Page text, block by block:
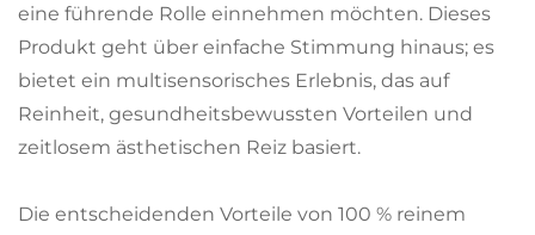
eine führende Rolle einnehmen möchten. Dieses
Produkt geht über einfache Stimmung hinaus; es
bietet ein multisensorisches Erlebnis, das auf
Reinheit, gesundheitsbewussten Vorteilen und
zeitlosem ästhetischen Reiz basiert.
Die entscheidenden Vorteile von 100 % reinem